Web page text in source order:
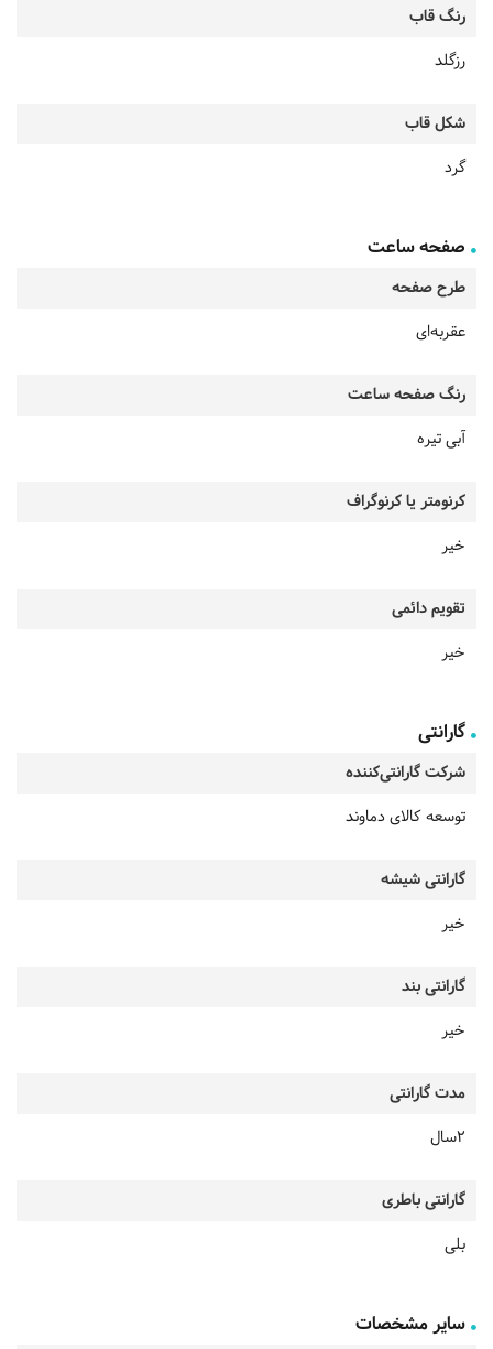
رنگ قاب
رزگلد
شکل قاب
گرد
صفحه ساعت
طرح صفحه
عقربه‌ای
رنگ صفحه ساعت
آبی تیره
کرنومتر یا کرنوگراف
خیر
تقویم دائمی
خیر
گارانتی
شرکت گارانتی‌کننده
توسعه کالای دماوند
گارانتی شیشه
خیر
گارانتی بند
خیر
مدت گارانتی
2سال
گارانتی باطری
بلی
سایر مشخصات